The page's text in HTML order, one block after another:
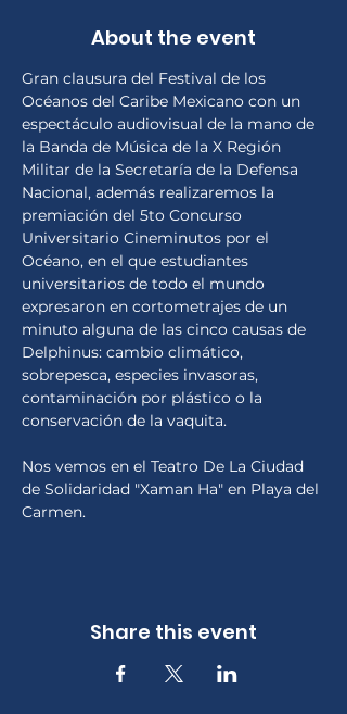
About the event
Gran clausura del Festival de los
Océanos del Caribe Mexicano con un
espectáculo audiovisual de la mano de
la Banda de Música de la X Región
Militar de la Secretaría de la Defensa
Nacional, además realizaremos la
premiación del 5to Concurso
Universitario Cineminutos por el
Océano, en el que estudiantes
universitarios de todo el mundo
expresaron en cortometrajes de un
minuto alguna de las cinco causas de
Delphinus: cambio climático,
sobrepesca, especies invasoras,
contaminación por plástico o la
conservación de la vaquita.
Nos vemos en el Teatro De La Ciudad
de Solidaridad "Xaman Ha" en Playa del
Carmen.
Share this event